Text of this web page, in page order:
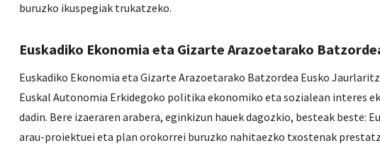
buruzko ikuspegiak trukatzeko.
Euskadiko Ekonomia eta Gizarte Arazoetarako
Euskadiko Ekonomia eta Gizarte Arazoetarako Batzordea Eusko
Euskal Autonomia Erkidegoko politika ekonomiko eta sozialean interes
dadin. Bere izaeraren arabera, eginkizun hauek dagozkio, besteak
arau-proiektuei eta plan orokorrei buruzko nahitaezko txostenak